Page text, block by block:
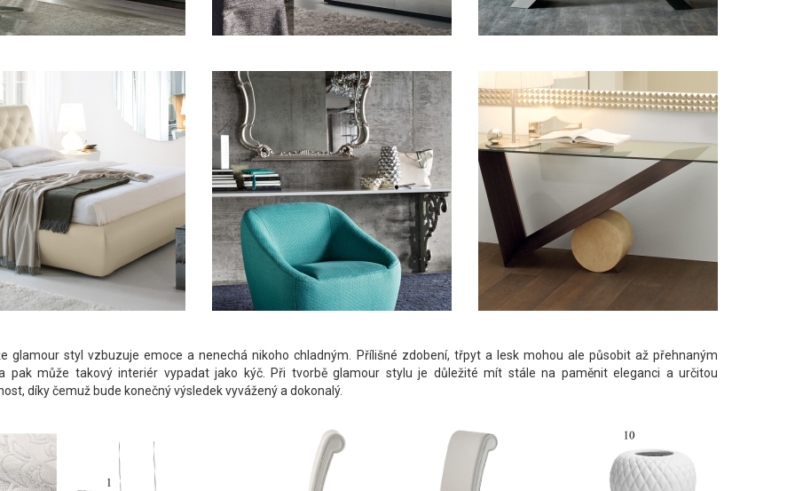
glamour styl vzbuzuje emoce a nenechá nikoho chladným. Přílišné zdobení, třpyt a lesk mohou ale působit až přehnaným
pak může takový interiér vypadat jako kýč. Při tvorbě glamour stylu je důležité mít stále na paměnit eleganci a určitou
díky čemuž bude konečný výsledek vyvážený a dokonalý.